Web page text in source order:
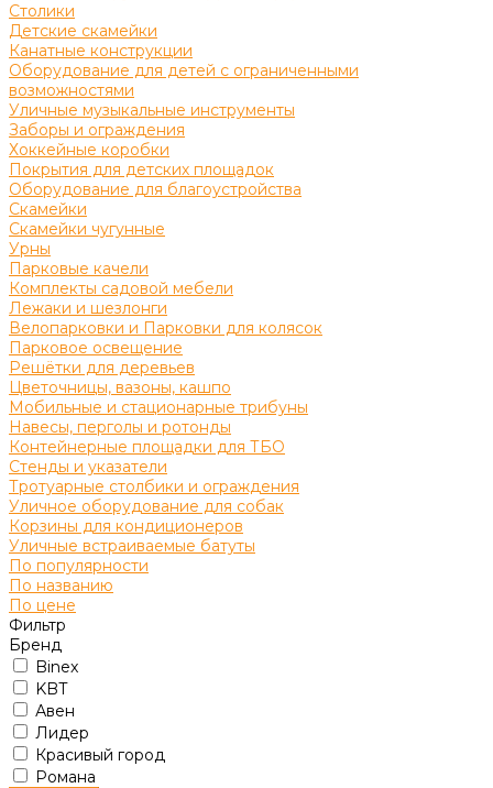
Столики
Детские скамейки
Канатные конструкции
Оборудование для детей с ограниченными
возможностями
Уличные музыкальные инструменты
Заборы и ограждения
Хоккейные коробки
Покрытия для детских площадок
Оборудование для благоустройства
Скамейки
Скамейки чугунные
Урны
Парковые качели
Комплекты садовой мебели
Лежаки и шезлонги
Велопарковки и Парковки для колясок
Парковое освещение
Решётки для деревьев
Цветочницы, вазоны, кашпо
Мобильные и стационарные трибуны
Навесы, перголы и ротонды
Контейнерные площадки для ТБО
Стенды и указатели
Тротуарные столбики и ограждения
Уличное оборудование для собак
Корзины для кондиционеров
Уличные встраиваемые батуты
По популярности
По названию
По цене
Фильтр
Бренд
Binex
KBT
Авен
Лидер
Красивый город
Романа